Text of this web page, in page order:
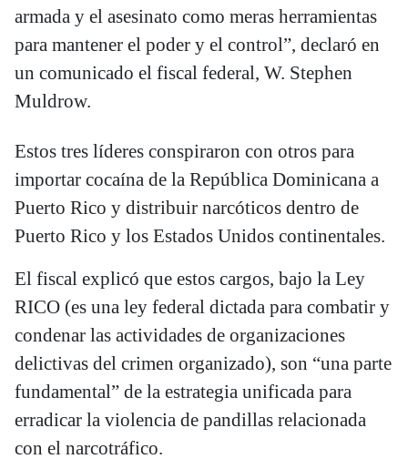
armada y el asesinato como meras herramientas
para mantener el poder y el control”, declaró en
un comunicado el fiscal federal, W. Stephen
Muldrow.
Estos tres líderes conspiraron con otros para
importar cocaína de la República Dominicana a
Puerto Rico y distribuir narcóticos dentro de
Puerto Rico y los Estados Unidos continentales.
El fiscal explicó que estos cargos, bajo la Ley
RICO (es una ley federal dictada para combatir y
condenar las actividades de organizaciones
delictivas del crimen organizado), son “una parte
fundamental” de la estrategia unificada para
erradicar la violencia de pandillas relacionada
con el narcotráfico.